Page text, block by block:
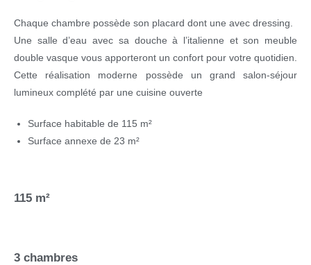
Chaque chambre possède son placard dont une avec dressing.
Une salle d’eau avec sa douche à l’italienne et son meuble
double vasque vous apporteront un confort pour votre quotidien.
Cette réalisation moderne possède un grand salon-séjour
lumineux complété par une cuisine ouverte
Surface habitable de 115 m²
​​​​​​​Surface annexe de 23 m²
115 m²
3 chambres